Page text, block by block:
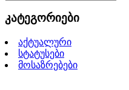
კატეგორიები
აქტუალური
სტატუსები
მოსაზრებები